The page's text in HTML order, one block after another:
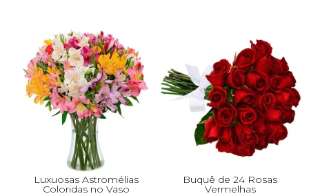
Luxuosas Astromélias
Coloridas no Vaso
Buquê de 24 Rosas
Vermelhas